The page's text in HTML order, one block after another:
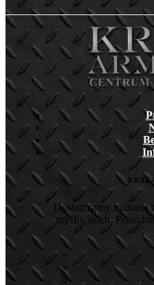
Dostarczamy
myśliwskich.